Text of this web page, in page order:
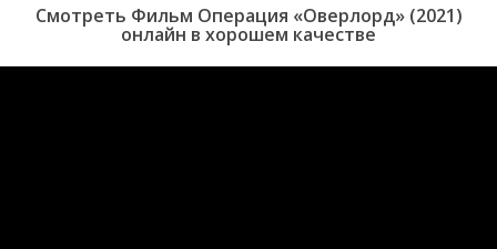
Смотреть Фильм Операция «Оверлорд» (2021)
онлайн в хорошем качестве